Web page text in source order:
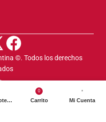
©️. Todos los derechos
Mi Biblioteca
0
Carrito Mi Cuenta